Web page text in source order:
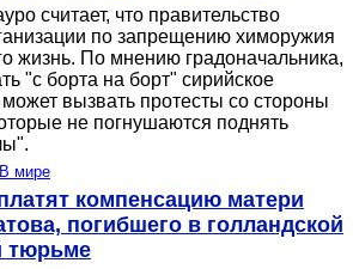
считает, что правительство
по запрещению химоружия
жизнь. По мнению градоначальника,
"с борта на борт" сирийское
вызвать протесты со стороны
не погнушаются поднять
В мире
компенсацию матери
погибшего в голландской
тюрьме